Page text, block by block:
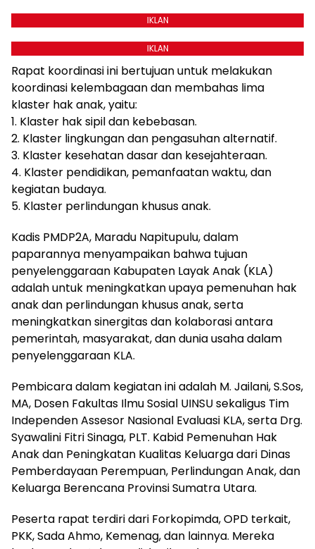
IKLAN
IKLAN
Rapat koordinasi ini bertujuan untuk melakukan
koordinasi kelembagaan dan membahas lima
klaster hak anak, yaitu:
1. Klaster hak sipil dan kebebasan.
2. Klaster lingkungan dan pengasuhan alternatif.
3. Klaster kesehatan dasar dan kesejahteraan.
4. Klaster pendidikan, pemanfaatan waktu, dan
kegiatan budaya.
5. Klaster perlindungan khusus anak.
Kadis PMDP2A, Maradu Napitupulu, dalam
paparannya menyampaikan bahwa tujuan
penyelenggaraan Kabupaten Layak Anak (KLA)
adalah untuk meningkatkan upaya pemenuhan hak
anak dan perlindungan khusus anak, serta
meningkatkan sinergitas dan kolaborasi antara
pemerintah, masyarakat, dan dunia usaha dalam
penyelenggaraan KLA.
Pembicara dalam kegiatan ini adalah M. Jailani, S.Sos,
MA, Dosen Fakultas Ilmu Sosial UINSU sekaligus Tim
Independen Assesor Nasional Evaluasi KLA, serta Drg.
Syawalini Fitri Sinaga, PLT. Kabid Pemenuhan Hak
Anak dan Peningkatan Kualitas Keluarga dari Dinas
Pemberdayaan Perempuan, Perlindungan Anak, dan
Keluarga Berencana Provinsi Sumatra Utara.
Peserta rapat terdiri dari Forkopimda, OPD terkait,
PKK, Sada Ahmo, Kemenag, dan lainnya. Mereka